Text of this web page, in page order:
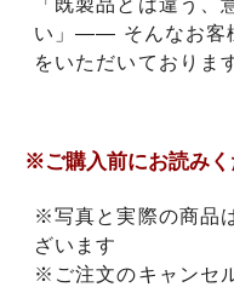
い」―― そんなお客
をいただいておりま
※ご購入前にお読みく
※写真と実際の商品
ざいます
※ご注文のキャンセ